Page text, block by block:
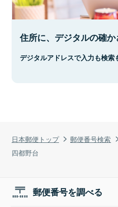
日本郵便トップ 郵便番号検索
四都野台
住所に、デジタルの確か
デジタルアドレスで入力も検索
郵便番号を調べる